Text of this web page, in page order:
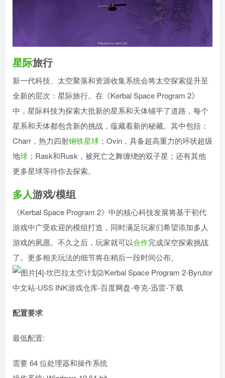
星际旅行
新一代科技、太空聚落和资源收集系统会将太空探索提升至
全新的层次：星际旅行。在《Kerbal Space Program 2》
中，星际科技为探索大批新的星系和天体铺平了道路，每个
星系和天体都包含新的挑战，蕴藏着新的秘藏。其中包括：
Charr，热力四射钢铁星球 ；Ovin，具备超高重力的环状超级
地球 ；Rask和Rusk，被死亡之舞缠绕的双子星；还有其他
更多星球等待你去探索。
多人游戏/模组
《Kerbal Space Program 2》中的核心科技发展将基于初代
游戏中广受欢迎的模组打造，同时满足玩家们希望添加多人
游戏的夙愿。不久之后，玩家就可以合作完成深空探索挑战
了。更多相关玩法的细节将在稍后一段时间公布。
配置要求
最低配置:
需要 64 位处理器和操作系统